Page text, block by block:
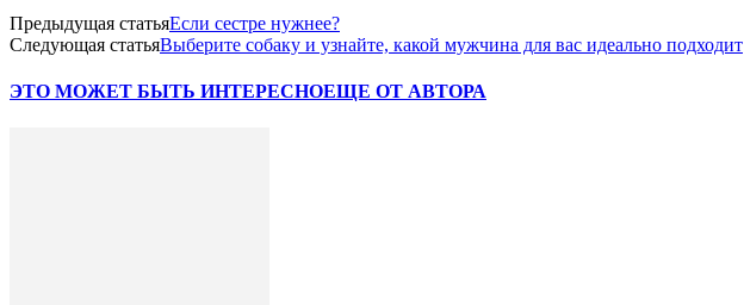
Предыдущая статьяЕсли сестре нужнее?
Следующая статьяВыберите собаку и узнайте, какой мужчина для вас идеально подходит
ЭТО МОЖЕТ БЫТЬ ИНТЕРЕСНОЕЩЕ ОТ АВТОРА